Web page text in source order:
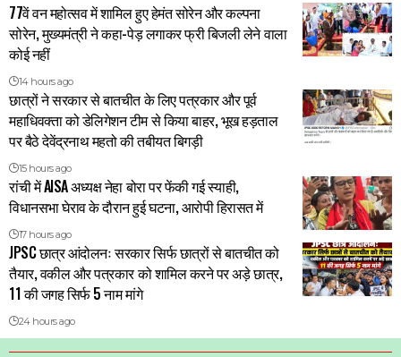
77वें वन महोत्सव में शामिल हुए हेमंत सोरेन और कल्पना
सोरेन, मुख्यमंत्री ने कहा-पेड़ लगाकर फ्री बिजली लेने वाला
कोई नहीं
14 hours ago
छात्रों ने सरकार से बातचीत के लिए पत्रकार और पूर्व
महाधिवक्ता को डेलिगेशन टीम से किया बाहर, भूख हड़ताल
पर बैठे देवेंद्रनाथ महतो की तबीयत बिगड़ी
15 hours ago
रांची में AISA अध्यक्ष नेहा बोरा पर फेंकी गई स्याही,
विधानसभा घेराव के दौरान हुई घटना, आरोपी हिरासत में
17 hours ago
JPSC छात्र आंदोलनः सरकार सिर्फ छात्रों से बातचीत को
तैयार, वकील और पत्रकार को शामिल करने पर अड़े छात्र,
11 की जगह सिर्फ 5 नाम मांगे
24 hours ago